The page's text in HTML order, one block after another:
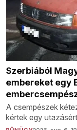
Szerbiából
embereket egy
A csempészek
kértek egy